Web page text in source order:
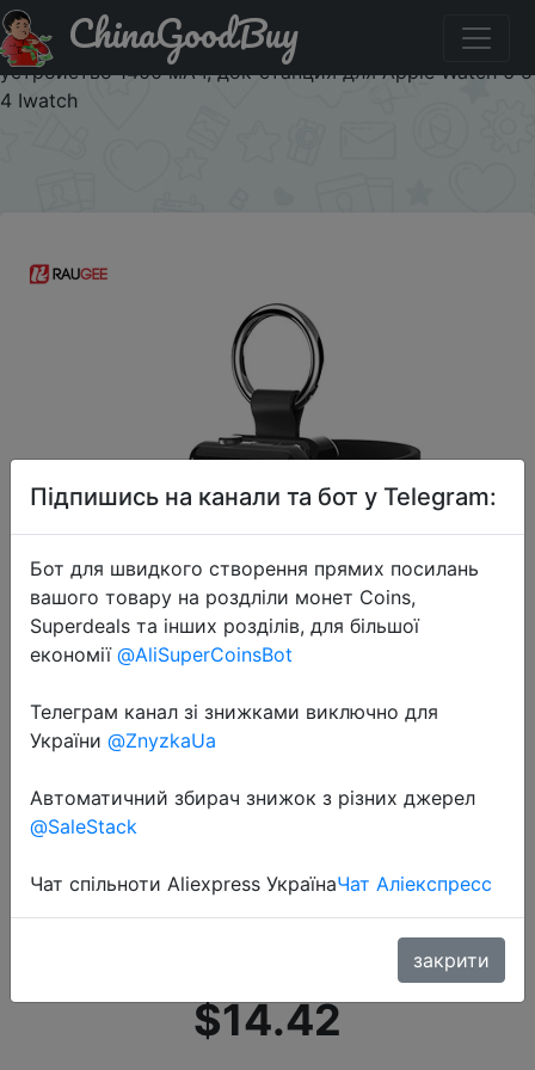
Придбати Портативное беспроводное зарядное
устройство для Apple Watch 7, брелок USB C, зарядное
устройство 1400 мАч, док-станция для Apple Watch 6 5
4 Iwatch
ChinaGoodBuy
2022-08-02
Портативное беспроводное
зарядное устройство для Apple
Watch 7, брелок USB C, зарядное
станция для Apple Watch 6 5 4
$14.42
Підпишись на канали та бот у Telegram:
Бот для швидкого створення прямих посилань
вашого товару на роздліли монет Coins,
Superdeals та інших розділів, для більшої
економії @AliSuperCoinsBot
Телеграм канал зі знижками виключно для
України @ZnyzkaUa
Автоматичний збирач знижок з різних джерел
@SaleStack
Чат спільноти Aliexpress УкраїнаЧат Аліекспресс
закрити